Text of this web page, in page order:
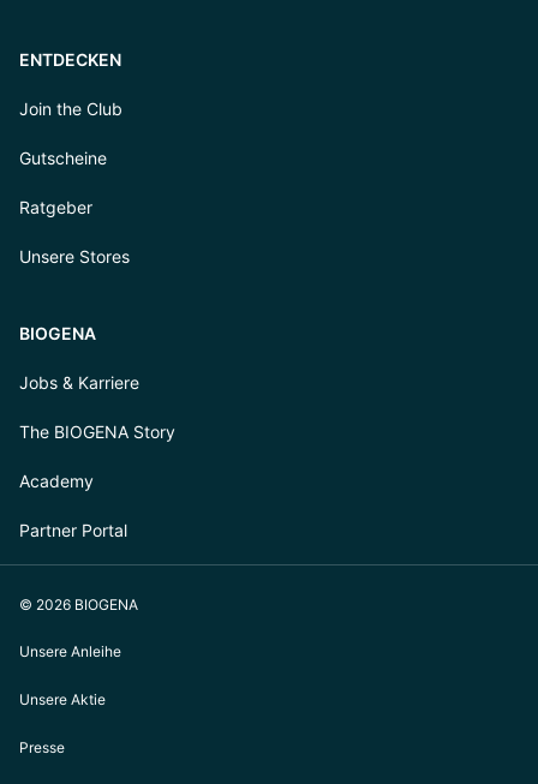
ENTDECKEN
Join the Club
Gutscheine
Ratgeber
Unsere Stores
BIOGENA
Jobs & Karriere
The BIOGENA Story
Academy
Partner Portal
© 2026 BIOGENA
Unsere Anleihe
Unsere Aktie
Presse